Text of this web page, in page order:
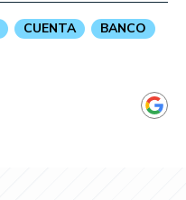
CUENTA
BANCO